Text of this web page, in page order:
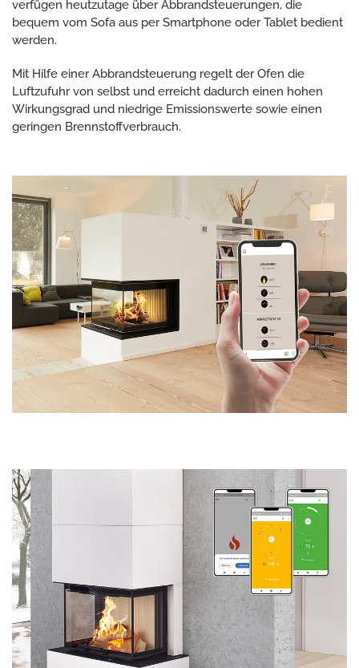
verfügen heutzutage über Abbrandsteuerungen, die
bequem vom Sofa aus per Smartphone oder Tablet bedient
werden.
Mit Hilfe einer Abbrandsteuerung regelt der Ofen die
Luftzufuhr von selbst und erreicht dadurch einen hohen
Wirkungsgrad und niedrige Emissionswerte sowie einen
geringen Brennstoffverbrauch.